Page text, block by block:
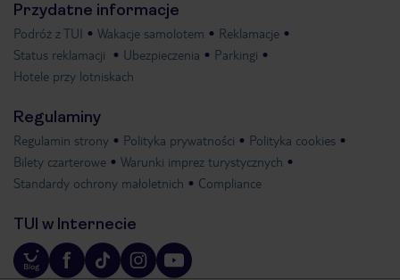
Przydatne informacje
Podróż z TUI Wakacje samolotem
Reklamacje
Status reklamacji
Ubezpieczenia
Parkingi
Hotele przy lotniskach
Regulaminy
Regulamin strony Polityka prywatności
Polityka cookies
Bilety czarterowe
Warunki imprez turystycznych
Standardy ochrony małoletnich
Compliance
TUI w Internecie